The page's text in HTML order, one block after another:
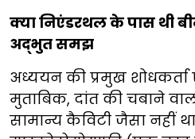
क्या निएंडरथल के पास थी
अद्भुत समझ
अध्ययन की प्रमुख शोधकर्ता
मुताबिक, दांत की चबाने
सामान्य कैविटी जैसा नहीं